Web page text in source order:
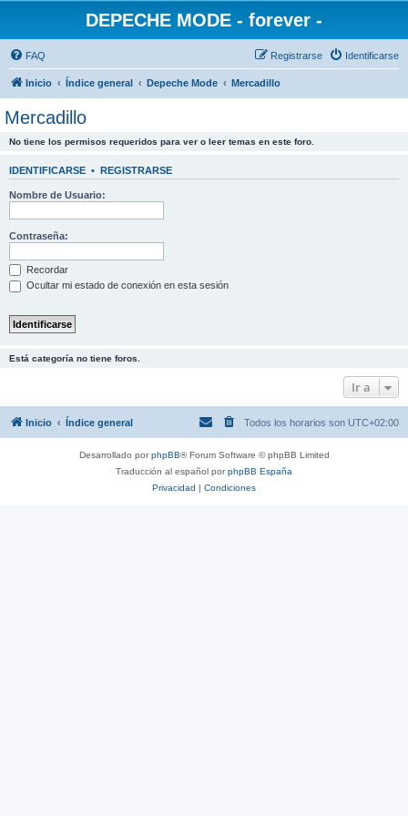
DEPECHE MODE - forever -
FAQ Identificarse
Registrarse
Inicio Índice general Depeche Mode Mercadillo
Mercadillo
No tiene los permisos requeridos para ver o leer temas en este foro.
IDENTIFICARSE • REGISTRARSE
Nombre de Usuario:
Contraseña:
Recordar
Ocultar mi estado de conexión en esta sesión
Está categoría no tiene foros.
Ir a
Inicio Índice general Todos los horarios son UTC+02:00
Desarrollado porphpBB® Forum Software © phpBB Limited
Traducción al español porphpBB España
Privacidad | Condiciones